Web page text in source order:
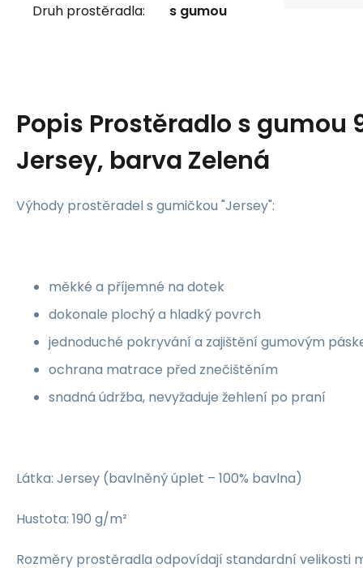
Druh prostěradla: s gumou
Popis Prostěradlo s gumou
Jersey, barva Zelená
Výhody prostěradel s gumičkou "Jersey":
měkké a příjemné na dotek
dokonale plochý a hladký povrch
jednoduché pokryvání a zajištění gumovým
ochrana matrace před znečištěním
snadná údržba, nevyžaduje žehlení po praní
Látka: Jersey (bavlněný úplet – 100% bavlna)
Hustota: 190 g/m²
Rozměry prostěradla odpovídají standardní velikosti